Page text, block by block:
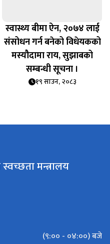
स्वास्थ्य बीमा ऐन, २०७४ लाई
संसोधन गर्न बनेको विधेयकको
मस्यौदामा राय, सुझाबको
सम्बन्धी सूचना ।
१९ साउन, २०८३
मन्त्रालय
(९:०० - ०४:००) बजे